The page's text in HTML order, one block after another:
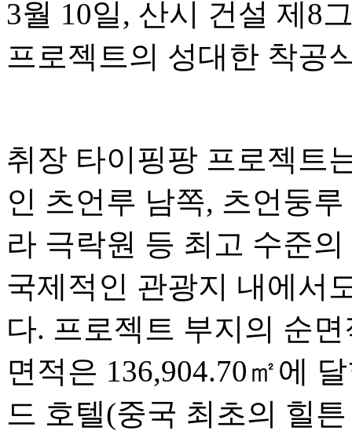
3월 10일, 산시 건설 제8
프로젝트의 성대한 착공
취장 타이핑팡 프로젝트
인 츠언루 남쪽, 츠언둥
라 극락원 등 최고 수준
국제적인 관광지 내에서
다. 프로젝트 부지의 순
면적은 136,904.70㎡에
드 호텔(중국 최초의 힐